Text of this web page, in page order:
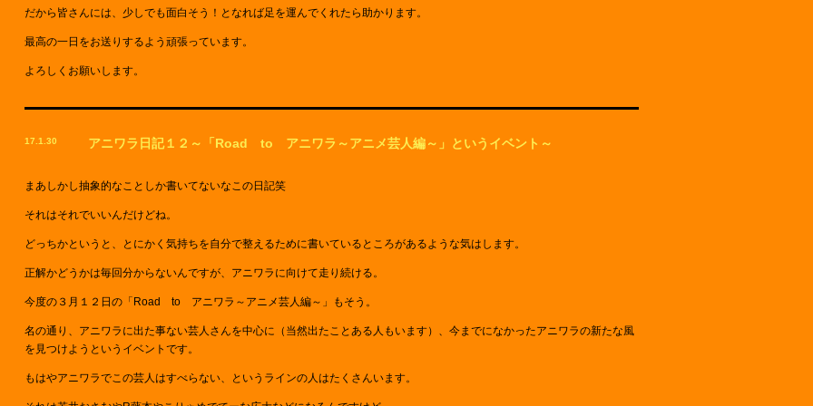
だから皆さんには、少しでも面白そう！となれば足を運んでくれたら助かります。
最高の一日をお送りするよう頑張っています。
よろしくお願いします。
17.1.30 アニワラ日記１２～「Road to アニワラ～アニメ芸人編～」というイベント～
まあしかし抽象的なことしか書いてないなこの日記笑
それはそれでいいんだけどね。
どっちかというと、とにかく気持ちを自分で整えるために書いているところがあるような気はします。
正解かどうかは毎回分からないんですが、アニワラに向けて走り続ける。
今度の３月１２日の「Road to アニワラ～アニメ芸人編～」もそう。
名の通り、アニワラに出た事ない芸人さんを中心に（当然出たことある人もいます）、今までになかったアニワラの新たな風
を見つけようというイベントです。
もはやアニワラでこの芸人はすべらない、というラインの人はたくさんいます。